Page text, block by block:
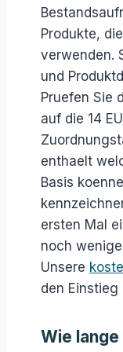
Produkte,
verwenden.
und
Pruefen Sie
auf die 14
enthaelt
Basis
ersten Mal
noch
Unsere
den Einstieg
Wie